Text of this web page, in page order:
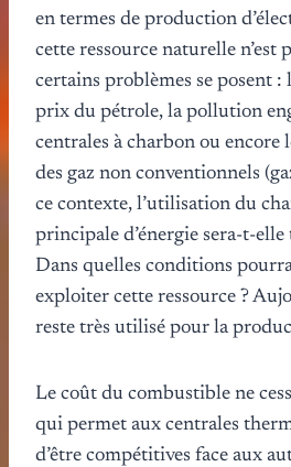
en termes de production
cette ressource naturelle n’est
certains problèmes se posent :
prix du pétrole, la pollution
centrales à charbon ou encore
des gaz non conventionnels
ce contexte, l’utilisation du
principale d’énergie sera-t-
Dans quelles conditions
exploiter cette ressource ?
reste très utilisé pour la
Le coût du combustible ne
qui permet aux centrales
d’être compétitives face aux